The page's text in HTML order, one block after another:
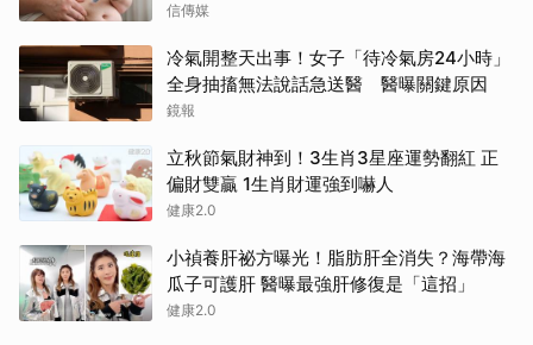
信傳媒
冷氣開整天出事！女子「待冷氣房24小時」
全身抽搐無法說話急送醫 醫曝關鍵原因
鏡報
立秋節氣財神到！3生肖3星座運勢翻紅 正
偏財雙贏 1生肖財運強到嚇人
健康2.0
小禎養肝祕方曝光！脂肪肝全消失？海帶海
瓜子可護肝 醫曝最強肝修復是「這招」
健康2.0